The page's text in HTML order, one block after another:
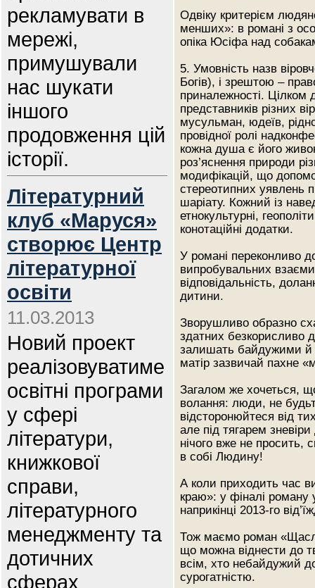
рекламувати в
мережі,
примушували
нас шукати
іншого
продовження цій
історії.
Літературний
клуб «Маруся»
створює Центр
літературної
освіти
11.03.2013
Новий проект
реалізовуватиме
освітні програми
у сфері
літератури,
книжкової
справи,
літературного
менеджменту та
дотичних
сферах
Одвіку критерієм
менших»: в романі з
опіка Юсіфа над
5. Умовність назв
Богів), і зрештою –
приналежності. Цілком
представників різних
мусульман, юдеїв,
провідної ролі
кожна душа є його
роз’яснення природи
модифікацій, що
стереотипних уявлень
шаріату. Кожний із
етнокультурні,
конотаційні додатки.
У романі переконливо
випробувальних
відповідальність,
дитини.
Зворушливо образно
здатних безкорисливо
залишать байдужими й
матір зазвичай пахне
Загалом же хочеться,
волання: люди, не
відсторонюйтеся від
але під тягарем
нічого вже не просить,
в собі Людину!
А коли приходить час
краю»: у фіналі
наприкінці 2013-го
Тож маємо роман
що можна віднести до
всім, хто небайдужий
сурогатністю.